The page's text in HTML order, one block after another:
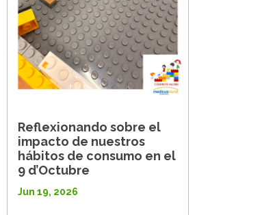
Reflexionando sobre el
impacto de nuestros
hábitos de consumo en el
9 d’Octubre
Jun 19, 2026